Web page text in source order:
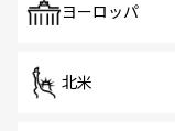
で、ホー
ヨーロッパ
北米